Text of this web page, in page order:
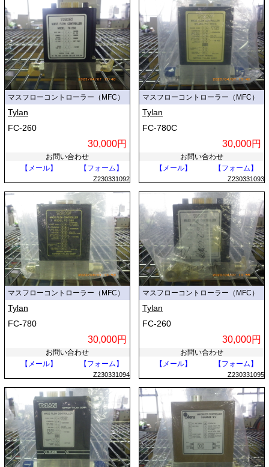
マスフローコントローラー（MFC）
Tylan
FC-260
30,000円
お問い合わせ
【メール】
【フォーム】
Z230331092
マスフローコントローラー（MFC）
Tylan
FC-780C
30,000円
お問い合わせ
【メール】
【フォーム】
Z230331093
マスフローコントローラー（MFC）
Tylan
FC-780
30,000円
お問い合わせ
【メール】
【フォーム】
Z230331094
マスフローコントローラー（MFC）
Tylan
FC-260
30,000円
お問い合わせ
【メール】
【フォーム】
Z230331095